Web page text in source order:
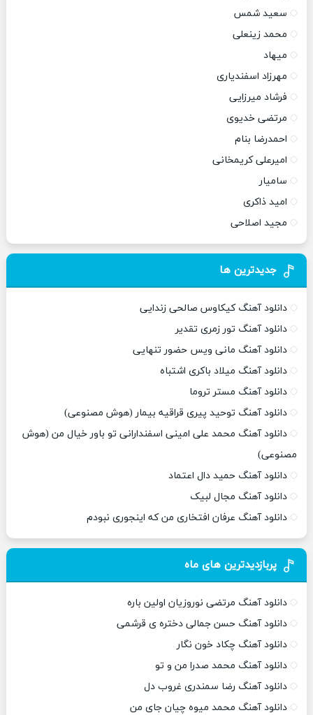
سعید شمس
محمد زینعلی
میهاد
مهرزاد اسفندیاری
فرشاد میرزایی
مرتضی خدیوی
احمدرضا بنام
امیرعلی کریمخانی
سامیار
امید ذاکری
مجید اصلاحی
جدیدترین ها
دانلود آهنگ کیکاوس صالحی زندایی
دانلود آهنگ تور زمری تقدیر
دانلود آهنگ مانی ویس حضور تنهایی
دانلود آهنگ میلاد باکری اشتباه
دانلود آهنگ مستر تروما
دانلود آهنگ توحید پیری قراقیه بیمار (هوش مصنوعی)
دانلود آهنگ محمد علی امینی اسفندارانی تو باور خیال من (هوش
مصنوعی)
دانلود آهنگ حمید دال اعتماد
دانلود آهنگ مجال لبیک
دانلود آهنگ عرفان افتخاری من که اینجوری نبودم
پربازدیدترین های ماه
دانلود آهنگ مرتضی نوروزیان اولین باره
دانلود آهنگ حسن جمالی دختره ی قرشمی
دانلود آهنگ چکاد خون نگار
دانلود آهنگ محمد صدرا من و تو
دانلود آهنگ رضا سمندری غروب دل
دانلود آهنگ محمد میوه چیان جای من